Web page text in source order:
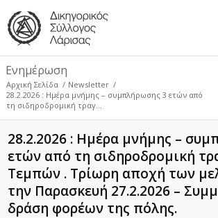
Ενημέρωση
Αρχική Σελίδα / Newsletter /
28.2.2026 : Ημέρα μνήμης – συμπλήρωσης 3 ετών από
τη σιδηροδρομική τραγ...
28.2.2026 : Ημέρα μνήμης –
ετών από τη σιδηροδρομική
Τεμπών . Τρίωρη αποχή των
την Παρασκευή 27.2.2026 –
δράση φορέων της πόλης.